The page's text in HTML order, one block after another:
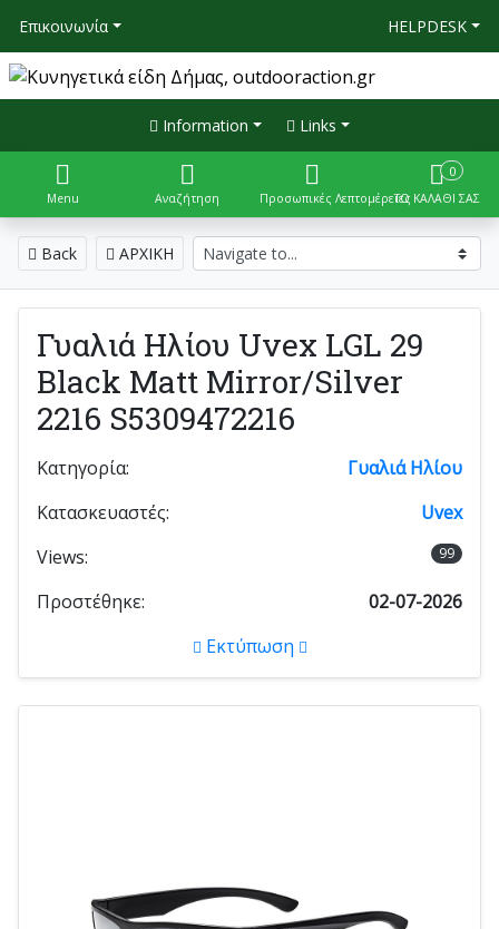
Επικοινωνία HELPDESK
Information Links
Menu Αναζήτηση Προσωπικές Λεπτομέρειες
0
ΤΟ ΚΑΛΑΘΙ ΣΑΣ
Back ΑΡΧΙΚΗ
Γυαλιά Ηλίου Uvex LGL 29
Black Matt Mirror/Silver
2216 S5309472216
Κατηγορία:
Γυαλιά Ηλίου
Κατασκευαστές:
Uvex
Views:
99
Προστέθηκε:
02-07-2026
Εκτύπωση